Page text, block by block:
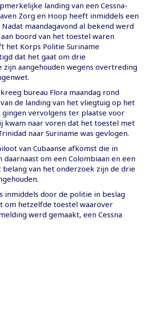
landing van een Cessna-
Zorg en Hoop heeft inmiddels een
maandagavond al bekend werd
boord van het toestel waren
het Korps Politie Suriname
dat het gaat om drie
aangehouden wegens overtreding
bureau Flora maandag rond
de landing van het vliegtuig op het
gingen vervolgens ter plaatse voor
kwam naar voren dat het toestel met
naar Suriname was gevlogen.
van Cubaanse afkomst die in
om een Colombiaan en een
belang van het onderzoek zijn de drie
inmiddels door de politie in beslag
om hetzelfde toestel waarover
werd gemaakt, een Cessna